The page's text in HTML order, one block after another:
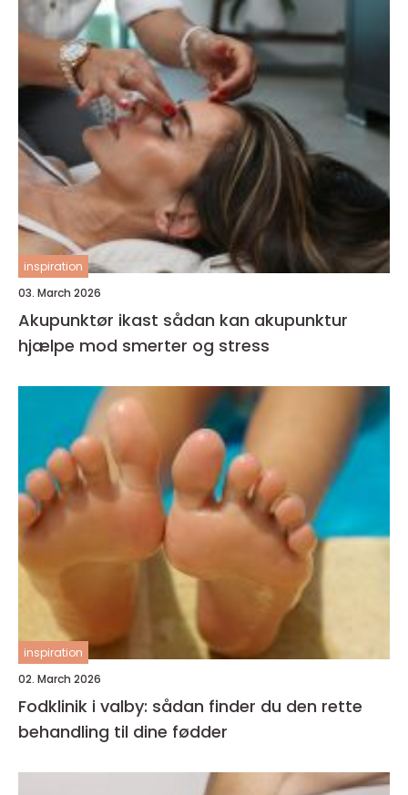
inspiration
03. March 2026
Akupunktør ikast sådan kan akupunktur
hjælpe mod smerter og stress
inspiration
02. March 2026
Fodklinik i valby: sådan finder du den rette
behandling til dine fødder